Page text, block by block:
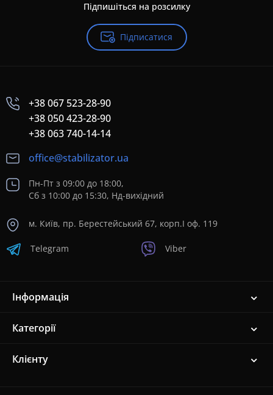
Підпишіться на розсилку
Підписатися
+38 067 523-28-90
+38 050 423-28-90
+38 063 740-14-14
office@stabilizator.ua
Пн-Пт з 09:00 до 18:00,
Сб з 10:00 до 15:30, Нд-вихідний
м. Київ, пр. Берестейський 67, корп.I оф. 119
Telegram Viber
Інформація
Категорії
Клієнту